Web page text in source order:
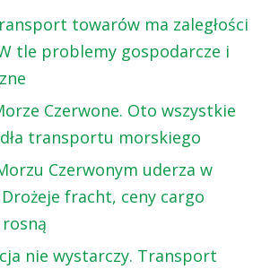
towarów ma zaległości
tle problemy gospodarcze i
Czerwone. Oto wszystkie
transportu morskiego
Czerwonym uderza w
fracht, ceny cargo
nie wystarczy. Transport